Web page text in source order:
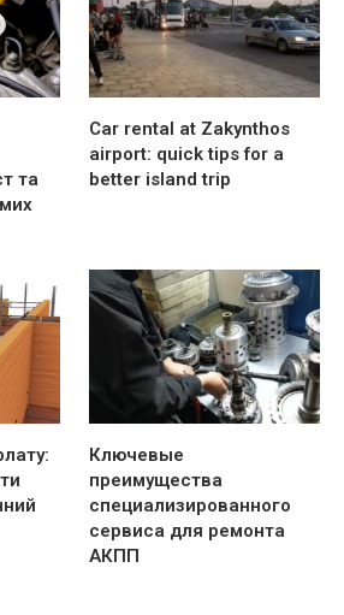
та
Car rental at Zakynthos
airport: quick tips for a
better island trip
Ключевые
преимущества
специализированного
сервиса для ремонта
АКПП